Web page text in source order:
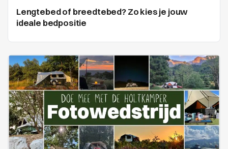
Lengtebed of breedtebed? Zo kies je jouw
ideale bedpositie